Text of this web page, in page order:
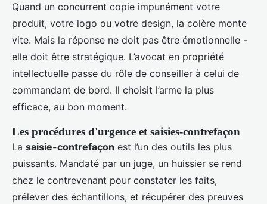
Quand un concurrent copie impunément votre
produit, votre logo ou votre design, la colère monte
vite. Mais la réponse ne doit pas être émotionnelle -
elle doit être stratégique. L’avocat en propriété
intellectuelle passe du rôle de conseiller à celui de
commandant de bord. Il choisit l’arme la plus
efficace, au bon moment.
Les procédures d'urgence et saisies-contrefaçon
La saisie-contrefaçon est l’un des outils les plus
puissants. Mandaté par un juge, un huissier se rend
chez le contrevenant pour constater les faits,
prélever des échantillons, et récupérer des preuves